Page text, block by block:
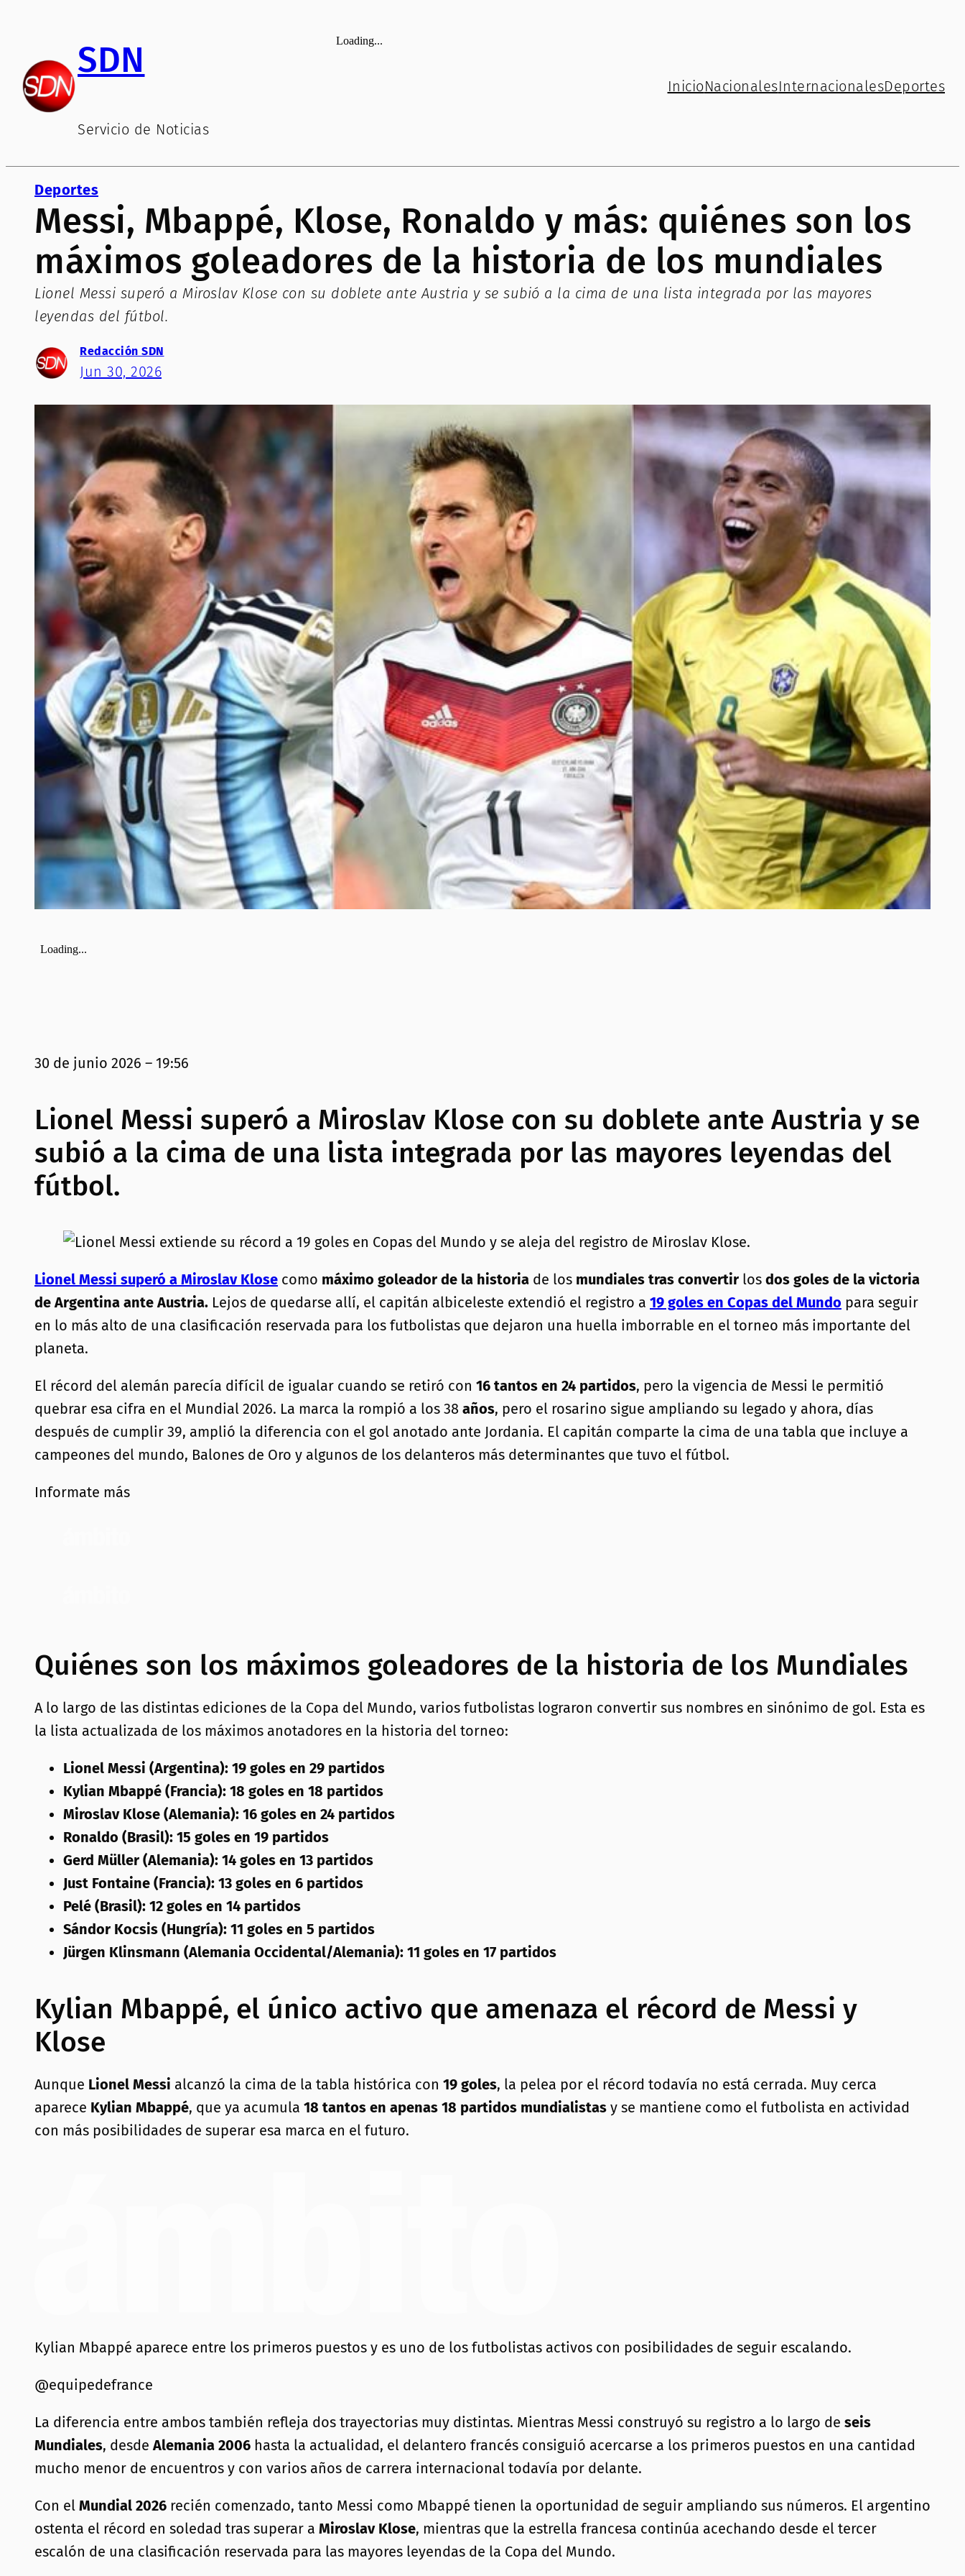
contenido
SDN
Servicio de Noticias
InicioNacionalesInternacionalesDeportes
Deportes
Messi, Mbappé, Klose, Ronaldo y más: quiénes son los
máximos goleadores de la historia de los mundiales
Lionel Messi superó a Miroslav Klose con su doblete ante Austria y se subió a la cima de una lista integrada por las mayores
leyendas del fútbol.
Redacción SDN
Jun 30, 2026
30 de junio 2026 – 19:56
Lionel Messi superó a Miroslav Klose con su doblete ante Austria y se
subió a la cima de una lista integrada por las mayores leyendas del
fútbol.
Lionel Messi superó a Miroslav Klose como máximo goleador de la historia de los mundiales tras convertir los dos goles de la victoria
de Argentina ante Austria. Lejos de quedarse allí, el capitán albiceleste extendió el registro a 19 goles en Copas del Mundo para seguir
en lo más alto de una clasificación reservada para los futbolistas que dejaron una huella imborrable en el torneo más importante del
planeta.
El récord del alemán parecía difícil de igualar cuando se retiró con 16 tantos en 24 partidos, pero la vigencia de Messi le permitió
quebrar esa cifra en el Mundial 2026. La marca la rompió a los 38 años, pero el rosarino sigue ampliando su legado y ahora, días
después de cumplir 39, amplió la diferencia con el gol anotado ante Jordania. El capitán comparte la cima de una tabla que incluye a
campeones del mundo, Balones de Oro y algunos de los delanteros más determinantes que tuvo el fútbol.
Informate más
Quiénes son los máximos goleadores de la historia de los Mundiales
A lo largo de las distintas ediciones de la Copa del Mundo, varios futbolistas lograron convertir sus nombres en sinónimo de gol. Esta es
la lista actualizada de los máximos anotadores en la historia del torneo:
Lionel Messi (Argentina): 19 goles en 29 partidos
Kylian Mbappé (Francia): 18 goles en 18 partidos
Miroslav Klose (Alemania): 16 goles en 24 partidos
Ronaldo (Brasil): 15 goles en 19 partidos
Gerd Müller (Alemania): 14 goles en 13 partidos
Just Fontaine (Francia): 13 goles en 6 partidos
Pelé (Brasil): 12 goles en 14 partidos
Sándor Kocsis (Hungría): 11 goles en 5 partidos
Jürgen Klinsmann (Alemania Occidental/Alemania): 11 goles en 17 partidos
Kylian Mbappé, el único activo que amenaza el récord de Messi y
Klose
Aunque Lionel Messi alcanzó la cima de la tabla histórica con 19 goles, la pelea por el récord todavía no está cerrada. Muy cerca
aparece Kylian Mbappé, que ya acumula 18 tantos en apenas 18 partidos mundialistas y se mantiene como el futbolista en actividad
con más posibilidades de superar esa marca en el futuro.
Kylian Mbappé aparece entre los primeros puestos y es uno de los futbolistas activos con posibilidades de seguir escalando.
@equipedefrance
La diferencia entre ambos también refleja dos trayectorias muy distintas. Mientras Messi construyó su registro a lo largo de seis
Mundiales, desdeAlemania 2006 hasta la actualidad, el delantero francés consiguió acercarse a los primeros puestos en una cantidad
mucho menor de encuentros y con varios años de carrera internacional todavía por delante.
Con el Mundial 2026 recién comenzado, tanto Messi como Mbappé tienen la oportunidad de seguir ampliando sus números. El argentino
ostenta el récord en soledad tras superar a Miroslav Klose, mientras que la estrella francesa continúa acechando desde el tercer
escalón de una clasificación reservada para las mayores leyendas de la Copa del Mundo.